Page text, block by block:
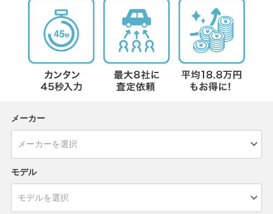
メーカー
モデル